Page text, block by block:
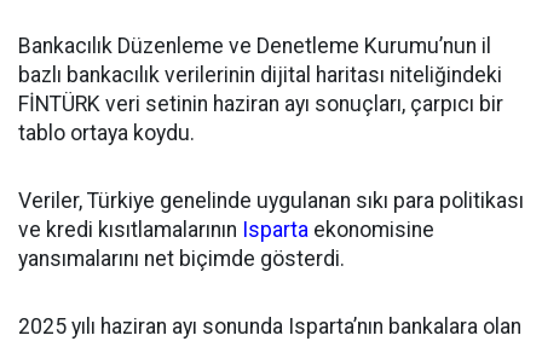
Bankacılık Düzenleme ve Denetleme Kurumu’nun il
bazlı bankacılık verilerinin dijital haritası niteliğindeki
FİNTÜRK veri setinin haziran ayı sonuçları, çarpıcı bir
tablo ortaya koydu.
Veriler, Türkiye genelinde uygulanan sıkı para politikası
ve kredi kısıtlamalarının Isparta ekonomisine
yansımalarını net biçimde gösterdi.
2025 yılı haziran ayı sonunda Isparta’nın bankalara olan